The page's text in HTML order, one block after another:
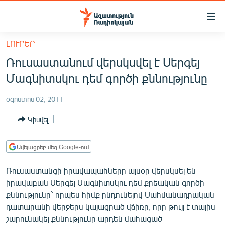
Մատչելիության
հիմնական
բովանդակությանը
Անցնել
հիմնական
մենյուին
ՔԱՂԱՔԱԿԱՆ
ԸՆՏՐՈՒԹՅՈՒՆՆԵՐ 2026
ԻՐԱՎՈՒՆՔ
ՀԱՍԱՐԱԿՈՒԹՅՈՒՆ
ՂԱՐԱԲԱՂ
ՊԱՏԵՐԱԶՄԻ 6 ՇԱԲԱԹՆԵՐԸ
ՏԱՐԱԾԱՇՐՋԱՆ
ԼՈՒՐԵՐ
Ռուսաստանում վերսկսվել է Սերգեյ
Մագնիտսկու դեմ գործի քննությունը
օգոստոս 02, 2011
Կիսվել
Ավելացրեք մեզ Google-ում
Ռուսաստանցի իրավապահները այսօր վերսկսել են
իրավաբան Սերգեյ Մագնիտսկու դեմ քրեական գործի
քննությունը` որպես հիմք ընդունելով Սահմանադրական
դատարանի վերջերս կայացրած վճիռը, որը թույլ է տալիս
շարունակել քննությունը արդեն մահացած